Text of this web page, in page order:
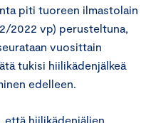
piti tuoreen ilmastolain
2022 vp) perusteltuna,
vuosittain
tukisi hiilikädenjälkeä
edelleen.
että hiilikädenjäljen